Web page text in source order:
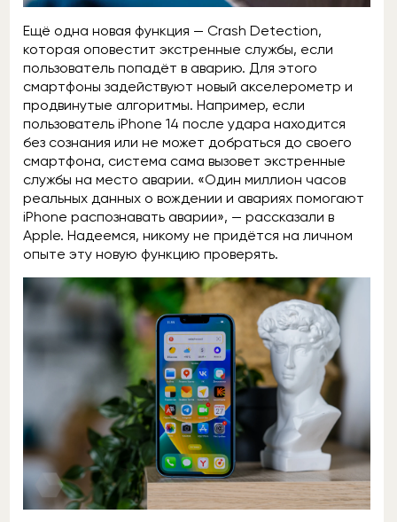
Ещё одна новая функция — Crash Detection,
которая оповестит экстренные службы, если
пользователь попадёт в аварию. Для этого
смартфоны задействуют новый акселерометр и
продвинутые алгоритмы. Например, если
пользователь iPhone 14 после удара находится
без сознания или не может добраться до своего
смартфона, система сама вызовет экстренные
службы на место аварии. «Один миллион часов
реальных данных о вождении и авариях помогают
iPhone распознавать аварии», — рассказали в
Apple. Надеемся, никому не придётся на личном
опыте эту новую функцию проверять.